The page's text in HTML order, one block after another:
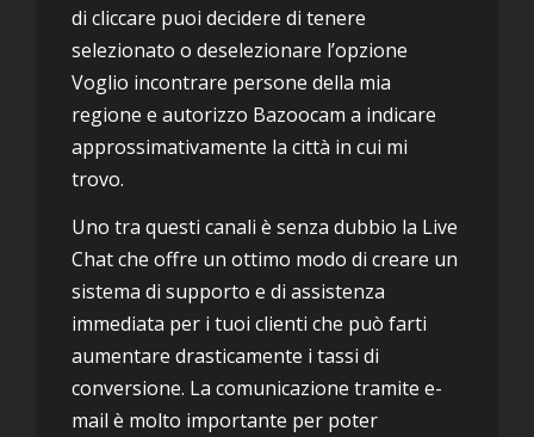
di cliccare puoi decidere di tenere
selezionato o deselezionare l’opzione
Voglio incontrare persone della mia
regione e autorizzo Bazoocam a indicare
approssimativamente la città in cui mi
trovo.
Uno tra questi canali è senza dubbio la Live
Chat che offre un ottimo modo di creare un
sistema di supporto e di assistenza
immediata per i tuoi clienti che può farti
aumentare drasticamente i tassi di
conversione. La comunicazione tramite e-
mail è molto importante per poter